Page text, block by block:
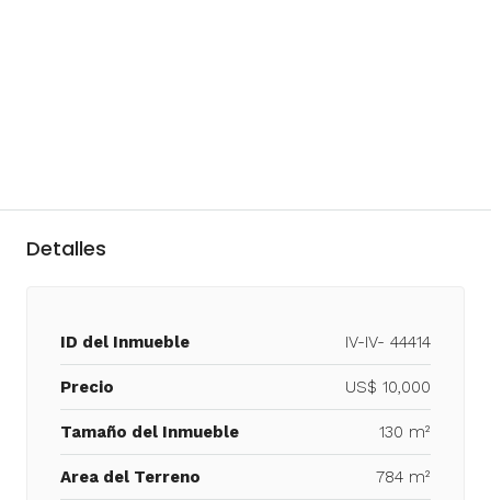
Detalles
ID del Inmueble IV-IV- 44414
Precio US$ 10,000
Tamaño del Inmueble 130 m²
Area del Terreno 784 m²